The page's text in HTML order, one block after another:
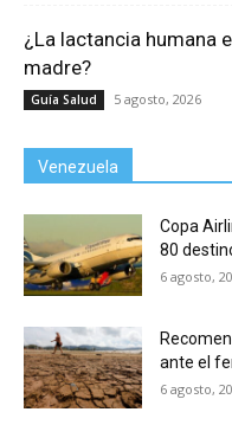
¿La lactancia humana
madre?
Guía Salud 5 agosto, 2026
Venezuela
Copa
80
6 agosto,
ante el
6 agosto,